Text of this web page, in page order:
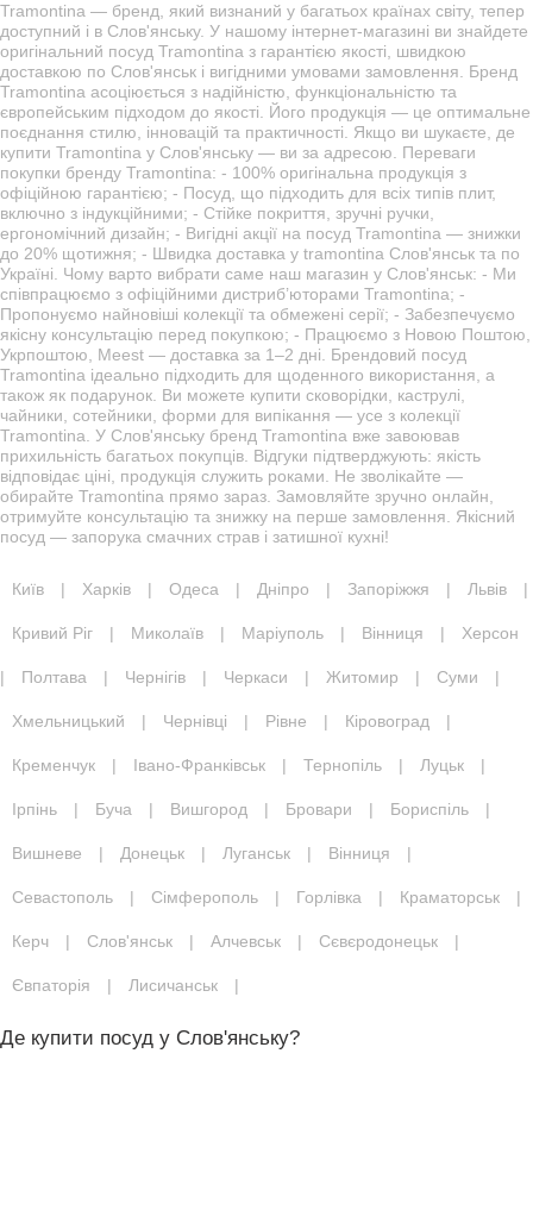
Tramontina — бренд, який визнаний у багатьох країнах світу, тепер
доступний і в Слов'янську. У нашому інтернет-магазині ви знайдете
оригінальний посуд Tramontina з гарантією якості, швидкою
доставкою по Слов'янськ і вигідними умовами замовлення. Бренд
Tramontina асоціюється з надійністю, функціональністю та
європейським підходом до якості. Його продукція — це оптимальне
поєднання стилю, інновацій та практичності. Якщо ви шукаєте, де
купити Tramontina у Слов'янську — ви за адресою. Переваги
покупки бренду Tramontina: - 100% оригінальна продукція з
офіційною гарантією; - Посуд, що підходить для всіх типів плит,
включно з індукційними; - Стійке покриття, зручні ручки,
ергономічний дизайн; - Вигідні акції на посуд Tramontina — знижки
до 20% щотижня; - Швидка доставка у tramontina Слов'янськ та по
Україні. Чому варто вибрати саме наш магазин у Слов'янськ: - Ми
співпрацюємо з офіційними дистриб’юторами Tramontina; -
Пропонуємо найновіші колекції та обмежені серії; - Забезпечуємо
якісну консультацію перед покупкою; - Працюємо з Новою Поштою,
Укрпоштою, Meest — доставка за 1–2 дні. Брендовий посуд
Tramontina ідеально підходить для щоденного використання, а
також як подарунок. Ви можете купити сковорідки, каструлі,
чайники, сотейники, форми для випікання — усе з колекції
Tramontina. У Слов'янську бренд Tramontina вже завоював
прихильність багатьох покупців. Відгуки підтверджують: якість
відповідає ціні, продукція служить роками. Не зволікайте —
обирайте Tramontina прямо зараз. Замовляйте зручно онлайн,
отримуйте консультацію та знижку на перше замовлення. Якісний
посуд — запорука смачних страв і затишної кухні!
Київ | Харків | Одеса | Дніпро | Запоріжжя | Львів |
Кривий Ріг | Миколаїв | Маріуполь | Вінниця | Херсон
| Полтава | Чернігів | Черкаси | Житомир | Суми |
Хмельницький | Чернівці | Рівне | Кіровоград |
Кременчук | Івано-Франківськ | Тернопіль | Луцьк |
Ірпінь | Буча | Вишгород | Бровари | Бориспіль |
Вишневе | Донецьк | Луганськ | Вінниця |
Севастополь | Сімферополь | Горлівка | Краматорськ |
Керч | Слов'янськ | Алчевськ | Сєвєродонецьк |
Євпаторія | Лисичанськ |
Де купити посуд у Слов'янську?